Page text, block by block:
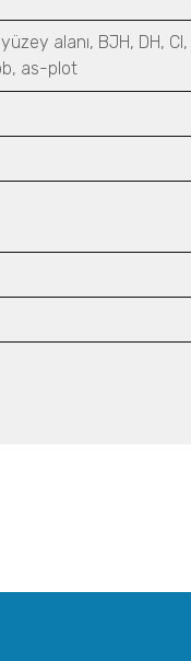
alanı, BJH, DH, CI,
as-plot